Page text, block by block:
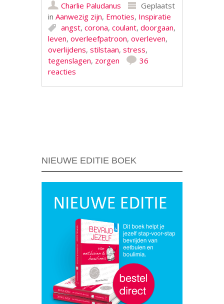
Charlie Paludanus
Geplaatst
inAanwezig zijn, Emoties, Inspiratie
angst,corona,coulant,doorgaan,
leven,overleefpatroon,overleven,
overlijdens,stilstaan,stress,
tegenslagen, zorgen
36
reacties
NIEUWE EDITIE BOEK